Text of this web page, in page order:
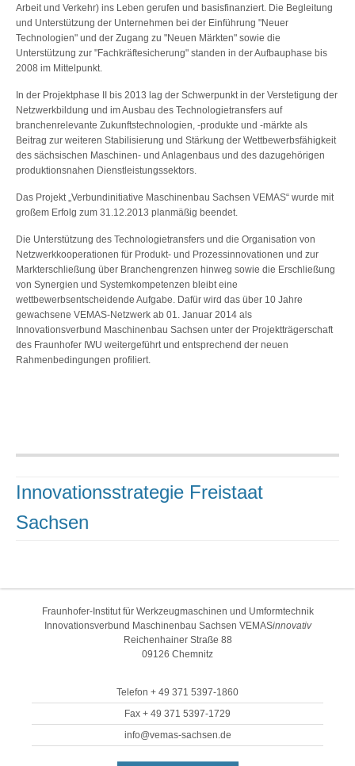
Arbeit und Verkehr) ins Leben gerufen und basisfinanziert. Die Begleitung
und Unterstützung der Unternehmen bei der Einführung "Neuer
Technologien" und der Zugang zu "Neuen Märkten" sowie die
Unterstützung zur "Fachkräftesicherung" standen in der Aufbauphase bis
2008 im Mittelpunkt.
In der Projektphase II bis 2013 lag der Schwerpunkt in der Verstetigung der
Netzwerkbildung und im Ausbau des Technologietransfers auf
branchenrelevante Zukunftstechnologien, -produkte und -märkte als
Beitrag zur weiteren Stabilisierung und Stärkung der Wettbewerbsfähigkeit
des sächsischen Maschinen- und Anlagenbaus und des dazugehörigen
produktionsnahen Dienstleistungssektors.
Das Projekt „Verbundinitiative Maschinenbau Sachsen VEMAS“ wurde mit
großem Erfolg zum 31.12.2013 planmäßig beendet.
Die Unterstützung des Technologietransfers und die Organisation von
Netzwerkkooperationen für Produkt- und Prozessinnovationen und zur
Markterschließung über Branchengrenzen hinweg sowie die Erschließung
von Synergien und Systemkompetenzen bleibt eine
wettbewerbsentscheidende Aufgabe. Dafür wird das über 10 Jahre
gewachsene VEMAS-Netzwerk ab 01. Januar 2014 als
Innovationsverbund Maschinenbau Sachsen unter der Projektträgerschaft
des Fraunhofer IWU weitergeführt und entsprechend der neuen
Rahmenbedingungen profiliert.
Innovationsstrategie Freistaat
Sachsen
Fraunhofer-Institut für Werkzeugmaschinen und Umformtechnik
Innovationsverbund Maschinenbau Sachsen VEMASinnovativ
Reichenhainer Straße 88
09126 Chemnitz
Telefon + 49 371 5397-1860
Fax + 49 371 5397-1729
info@vemas-sachsen.de